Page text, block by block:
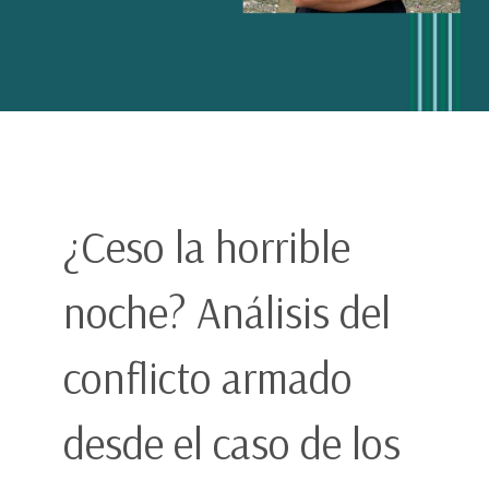
¿Ceso la horrible
noche? Análisis del
conflicto armado
desde el caso de los